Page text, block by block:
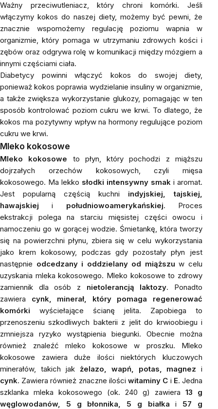
Ważny przeciwutleniacz, który chroni komórki. Jeśli
włączymy kokos do naszej diety, możemy być pewni, że
znacznie wspomożemy regulację poziomu wapnia w
organizmie, który pomaga w utrzymaniu zdrowych kości i
zębów oraz odgrywa rolę w komunikacji między mózgiem a
innymi częściami ciała.
Diabetycy powinni włączyć kokos do swojej diety,
ponieważ kokos poprawia wydzielanie insuliny w organizmie,
a także zwiększa wykorzystanie glukozy, pomagając w ten
sposób kontrolować poziom cukru we krwi. To dlatego, że
kokos ma pozytywny wpływ na hormony regulujące poziom
cukru we krwi.
Mleko kokosowe
Mleko kokosowe to płyn, który pochodzi z miąższu
dojrzałych orzechów kokosowych, czyli mięsa
kokosowego. Ma lekko słodki intensywny smak i aromat.
Jest popularną częścią kuchni indyjskiej, tajskiej,
hawajskiej i południowoamerykańskiej. Proces
ekstrakcji polega na starciu mięsistej części owocu i
namoczeniu go w gorącej wodzie. Śmietankę, która tworzy
się na powierzchni płynu, zbiera się w celu wykorzystania
jako krem ​​kokosowy, podczas gdy pozostały płyn jest
następnie odcedzany i oddzielany od miąższu w celu
uzyskania mleka kokosowego. Mleko kokosowe to zdrowy
zamiennik dla osób z nietolerancją laktozy. Ponadto
zawiera cynk, minerał, który pomaga regenerować
komórki wyściełające ścianę jelita. Zapobiega to
przenoszeniu szkodliwych bakterii z jelit do krwioobiegu i
zmniejsza ryzyko wystąpienia biegunki. Obecnie można
również znaleźć mleko kokosowe w proszku. Mleko
kokosowe zawiera duże ilości niektórych kluczowych
minerałów, takich jakżelazo, wapń, potas, magnez i
cynk. Zawiera również znaczne ilościwitaminy C i E. Jedna
szklanka mleka kokosowego (ok. 240 g) zawiera 13 g
węglowodanów, 5 g błonnika, 5 g białka i 57 g